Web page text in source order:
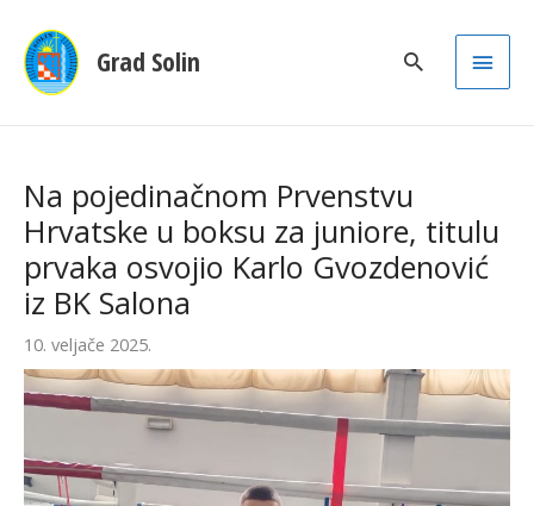
Grad Solin
Main
Na pojedinačnom Prvenstvu
Hrvatske u boksu za juniore, titulu
prvaka osvojio Karlo Gvozdenović
iz BK Salona
10. veljače 2025.